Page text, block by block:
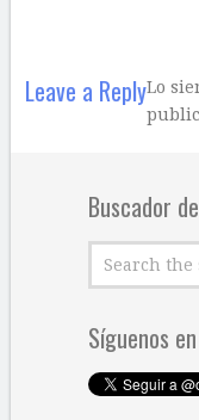
Leave a ReplyLo
Buscador
Síguenos